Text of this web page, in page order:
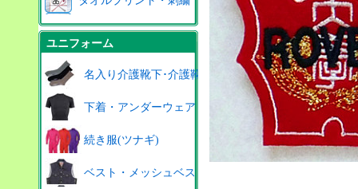
ユニフォーム
名入り介護靴下･介護靴
下着・アンダーウェア
続き服(ツナギ)
ベスト・メッシュベスト